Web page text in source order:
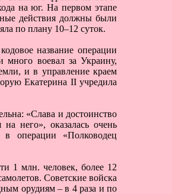
на юг. На первом этапе
действия должны были
по плану 10–12 суток.
название операции
воевал за Украину,
и в управление краем
Екатерина II учредила
«Слава и достоинство
него», оказалась очень
в операции «Полководец
1 млн. человек, более 12
Советские войска
орудиям – в 4 раза и по